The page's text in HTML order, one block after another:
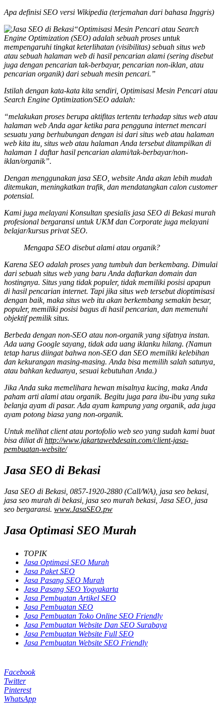
Apa definisi SEO versi Wikipedia (terjemahan dari bahasa Inggris)
“Optimisasi Mesin Pencari atau Search
Engine Optimization (SEO) adalah sebuah proses untuk
mempengaruhi tingkat keterlihatan (visibilitas) sebuah situs web
atau sebuah halaman web di hasil pencarian alami (sering disebut
juga dengan pencarian tak-berbayar, pencarian non-iklan, atau
pencarian organik) dari sebuah mesin pencari.”
Istilah dengan kata-kata kita sendiri, Optimisasi Mesin Pencari atau
Search Engine Optimization/SEO adalah:
“melakukan proses berupa aktifitas tertentu terhadap situs web atau
halaman web Anda agar ketika para pengguna internet mencari
sesuatu yang berhubungan dengan isi dari situs web atau halaman
web kita itu, situs web atau halaman Anda tersebut ditampilkan di
halaman 1 daftar hasil pencarian alami/tak-berbayar/non-
iklan/organik”.
Dengan menggunakan jasa SEO, website Anda akan lebih mudah
ditemukan, meningkatkan trafik, dan mendatangkan calon customer
potensial.
Kami juga melayani Konsultan spesialis jasa SEO di Bekasi murah
profesional bergaransi untuk UKM dan Corporate juga melayani
belajar/kursus privat SEO.
Mengapa SEO disebut alami atau organik?
Karena SEO adalah proses yang tumbuh dan berkembang. Dimulai
dari sebuah situs web yang baru Anda daftarkan domain dan
hostingnya. Situs yang tidak populer, tidak memiliki posisi apapun
di hasil pencarian internet. Tapi jika situs web tersebut dioptimisasi
dengan baik, maka situs web itu akan berkembang semakin besar,
populer, memiliki posisi bagus di hasil pencarian, dan memenuhi
objektif pemilik situs.
Berbeda dengan non-SEO atau non-organik yang sifatnya instan.
Ada uang Google sayang, tidak ada uang iklanku hilang. (Namun
tetap harus diingat bahwa non-SEO dan SEO memiliki kelebihan
dan kekurangan masing-masing. Anda bisa memilih salah satunya,
atau bahkan keduanya, sesuai kebutuhan Anda.)
Jika Anda suka memelihara hewan misalnya kucing, maka Anda
paham arti alami atau organik. Begitu juga para ibu-ibu yang suka
belanja ayam di pasar. Ada ayam kampung yang organik, ada juga
ayam potong biasa yang non-organik.
Untuk melihat client atau portofolio web seo yang sudah kami buat
bisa diliat di http://www.jakartawebdesain.com/client-jasa-
pembuatan-website/
Jasa SEO di Bekasi
Jasa SEO di Bekasi, 0857-1920-2880 (Call/WA), jasa seo bekasi,
jasa seo murah di bekasi, jasa seo murah bekasi, Jasa SEO, jasa
seo bergaransi. www.JasaSEO.pw
Jasa Optimasi SEO Murah
TOPIK
Jasa Optimasi SEO Murah
Jasa Paket SEO
Jasa Pasang SEO Murah
Jasa Pasang SEO Yogyakarta
Jasa Pembuatan Artikel SEO
Jasa Pembuatan SEO
Jasa Pembuatan Toko Online SEO Friendly
Jasa Pembuatan Website Dan SEO Surabaya
Jasa Pembuatan Website Full SEO
Jasa Pembuatan Website SEO Friendly
Facebook
Twitter
Pinterest
WhatsApp